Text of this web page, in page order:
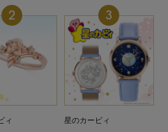
2
ィ
3
星のカービィ